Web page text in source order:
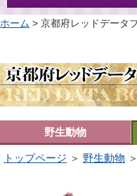
ホーム > 京都府レッドデータ
野生動物
トップページ ＞ 野生動物 ＞